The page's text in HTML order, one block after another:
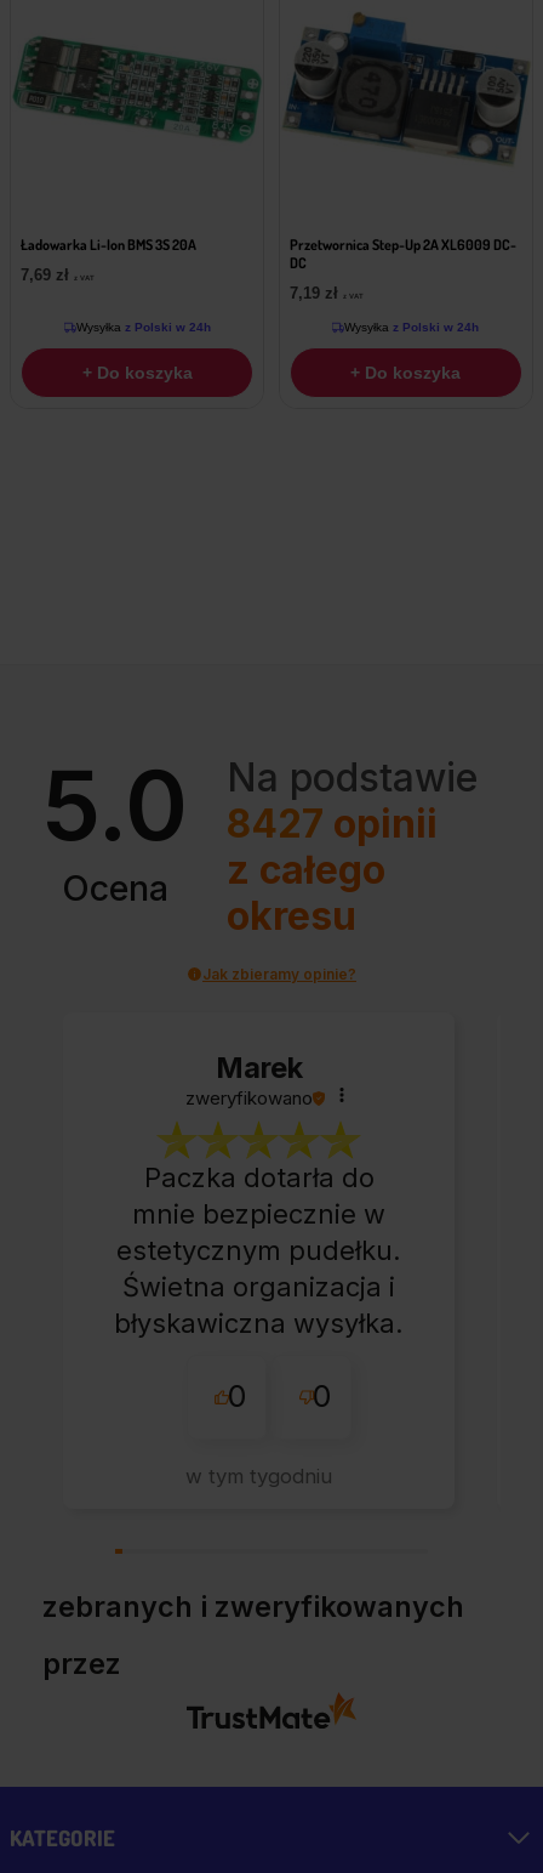
Ładowarka Li-Ion BMS 3S 20A
7,69 zł z VAT
Wysyłka z Polski w 24h
+ Do koszyka
Przetwornica Step-Up 2A XL6009 DC-
DC
7,19 zł z VAT
Wysyłka z Polski w 24h
+ Do koszyka
5.0
Ocena
Na podstawie
8427 opinii
z całego
okresu
Jak zbieramy opinie?
Marek
zweryfikowano
Paczka dotarła do
mnie bezpiecznie w
estetycznym pudełku.
Świetna organizacja i
błyskawiczna wysyłka.
sklepu nie pierwszy
wszystko perfekt.
0 0
w tym tygodniu
zebranych i zweryfikowanych
przez
KATEGORIE